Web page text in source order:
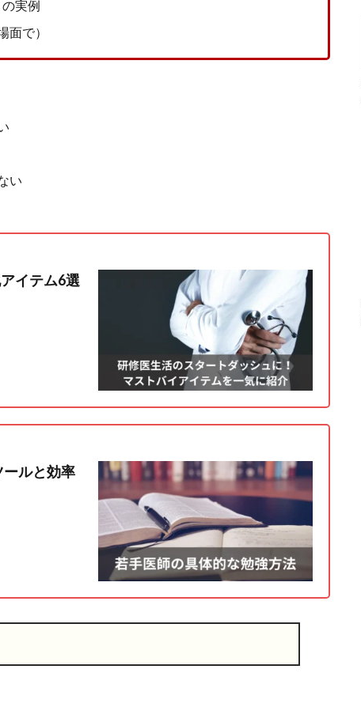
実例
で）
い
イテム6選
ルと効率